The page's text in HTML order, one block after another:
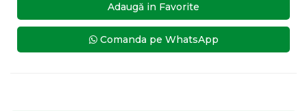
Adaugă in Favorite
Comanda pe WhatsApp